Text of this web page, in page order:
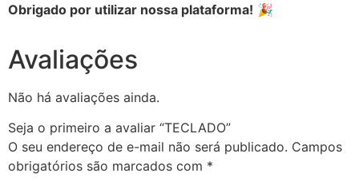
Obrigado por utilizar nossa plataforma! 🎉
Avaliações
Não há avaliações ainda.
Seja o primeiro a avaliar “TECLADO”
O seu endereço de e-mail não será publicado. Campos
obrigatórios são marcados com *